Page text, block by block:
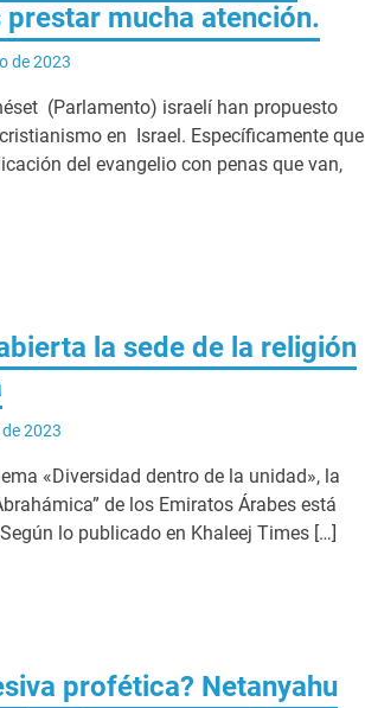
mucha atención.
de 2023
(Parlamento) israelí han propuesto
en Israel. Específicamente que
del evangelio con penas que van,
la sede de la religión
2023
«Diversidad dentro de la unidad», la
de los Emiratos Árabes está
lo publicado en Khaleej Times […]
profética? Netanyahu